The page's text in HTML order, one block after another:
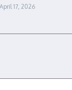
April 17, 2026